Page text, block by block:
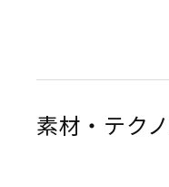
素材・テク